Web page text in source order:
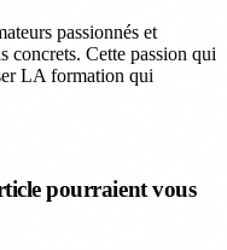
passionnés et
concrets. Cette passion qui
LA formation qui
pourraient vous